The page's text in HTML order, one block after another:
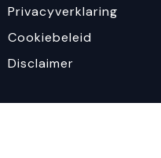
Privacyverklaring
Cookiebeleid
Disclaimer